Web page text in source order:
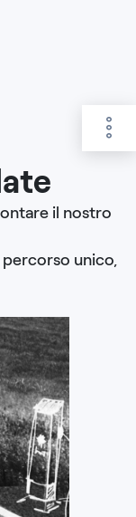
il nostro
unico,